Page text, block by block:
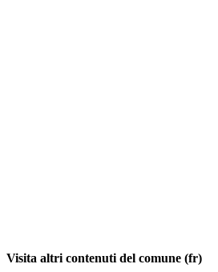
Visita altri contenuti del comune (fr)